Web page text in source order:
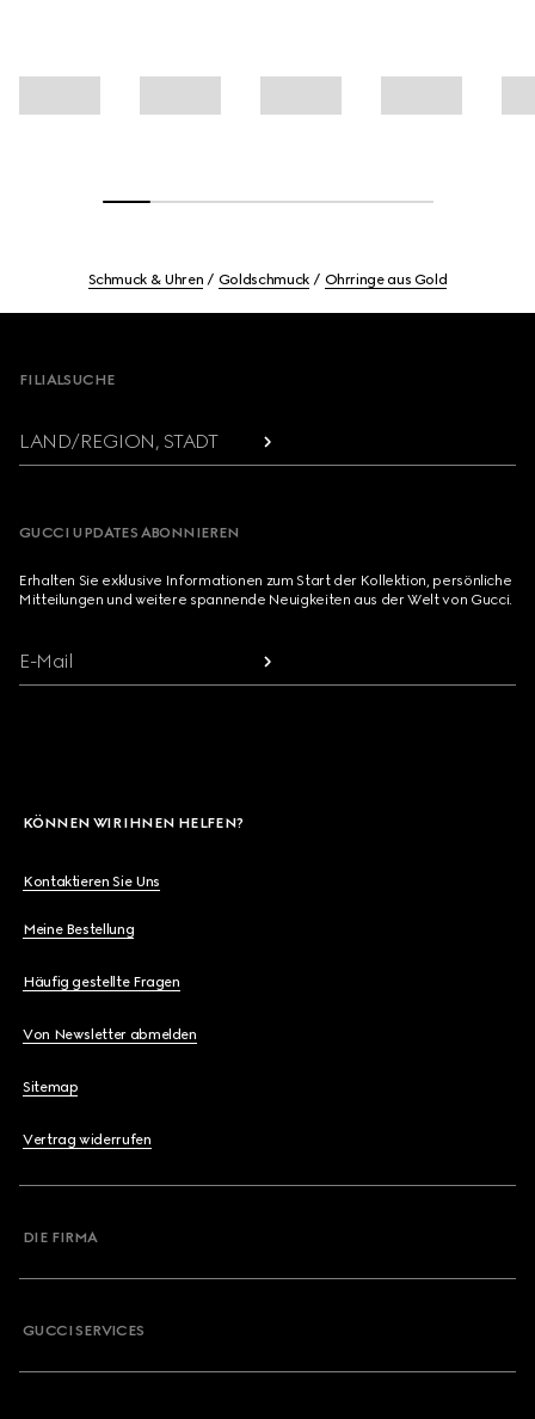
Schmuck & Uhren Goldschmuck Ohrringe aus Gold
FILIALSUCHE
LAND/REGION, STADT
GUCCI UPDATES ABONNIEREN
Erhalten Sie exklusive Informationen zum Start der Kollektion, persönliche
Mitteilungen und weitere spannende Neuigkeiten aus der Welt von Gucci.
E-Mail
KÖNNEN WIR IHNEN HELFEN?
Kontaktieren Sie Uns
Meine Bestellung
Häufig gestellte Fragen
Von Newsletter abmelden
Sitemap
Vertrag widerrufen
DIE FIRMA
GUCCI SERVICES